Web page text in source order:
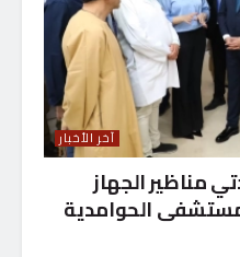
آخر الأخبار
مناظير الجهاز
الحوامدية